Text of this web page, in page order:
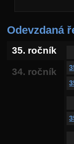
Odevzdaná
35. ročník
34. ročník